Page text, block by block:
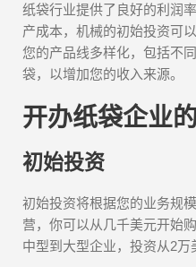
纸袋行业提供了良好的利润
产成本，机械的初始投资可
您的产品线多样化，包括不
袋，以增加您的收入来源。
开办纸袋企业
初始投资
初始投资将根据您的业务规
营，你可以从几千美元开始
中型到大型企业，投资从2万